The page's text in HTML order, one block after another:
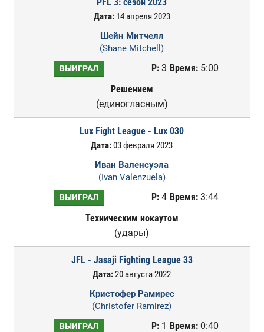
Дата:14 апреля 2023
Шейн Митчелл
(Shane Mitchell)
ВЫИГРАЛ Р:3 Время:5:00
Решением
(единогласным)
Lux Fight League - Lux 030
Дата:03 февраля 2023
Иван Валенсуэла
(Ivan Valenzuela)
ВЫИГРАЛ Р:4 Время:3:44
Техническим нокаутом
(удары)
JFL - Jasaji Fighting League 33
Дата:20 августа 2022
Кристофер Рамирес
(Christofer Ramirez)
ВЫИГРАЛ Р:1 Время:0:40